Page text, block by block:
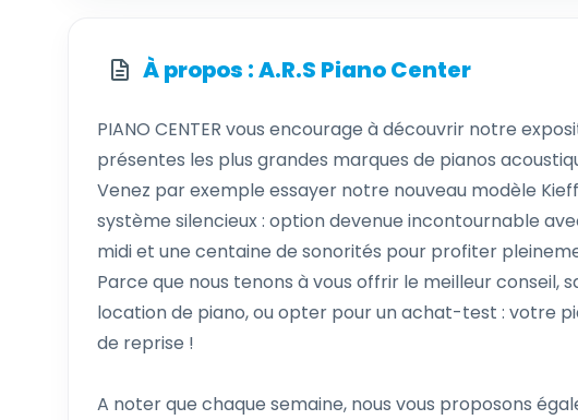
À propos : A.R.S Piano Center
PIANO CENTER vous encourage à découvrir notre
présentes les plus grandes marques de pianos
Venez par exemple essayer notre nouveau modèle
système silencieux : option devenue incontournable
midi et une centaine de sonorités pour profiter
Parce que nous tenons à vous offrir le meilleur conseil,
location de piano, ou opter pour un achat-test : votre
de reprise !
A noter que chaque semaine, nous vous proposons